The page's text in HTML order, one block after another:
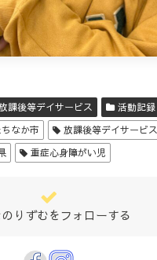
課後等デイサービス
活動記録
なか市
放課後等デイサービス
重症心身障がい児
りずむをフォローする